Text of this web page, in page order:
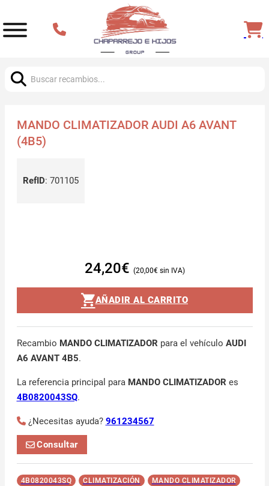
MANDO CLIMATIZADOR AUDI A6 AVANT
(4B5)
RefID: 701105
24,20€ 20,00€
AÑADIR AL CARRITO
Recambio MANDO CLIMATIZADOR para el vehículo AUDI
A6 AVANT 4B5.
La referencia principal para MANDO CLIMATIZADOR es
4B0820043SQ.
¿Necesitas ayuda? 961234567
Consultar
4B0820043SQ CLIMATIZACIÓN
MANDO CLIMATIZADOR